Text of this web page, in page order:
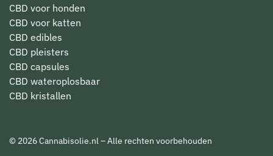
CBD voor honden
CBD voor katten
CBD edibles
CBD pleisters
CBD capsules
CBD wateroplosbaar
CBD kristallen
© 2026 Cannabisolie.nl – Alle rechten voorbehouden